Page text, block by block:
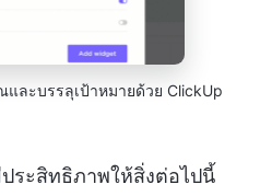
ละบรรลุเป้าหมายด้วย ClickUp
ระสิทธิภาพให้สิ่งต่อไปนี้